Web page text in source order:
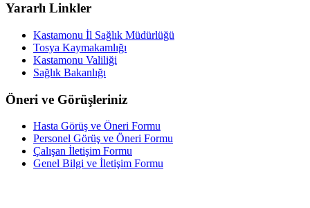
Yararlı Linkler
Kastamonu İl Sağlık Müdürlüğü
Tosya Kaymakamlığı
Kastamonu Valiliği
Sağlık Bakanlığı
Öneri ve Görüşleriniz
Hasta Görüş ve Öneri Formu
Personel Görüş ve Öneri Formu
Çalışan İletişim Formu
Genel Bilgi ve İletişim Formu